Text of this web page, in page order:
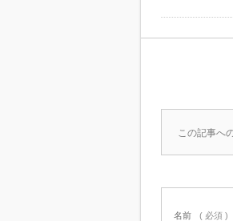
この記事へ
名前 ( 必須 )